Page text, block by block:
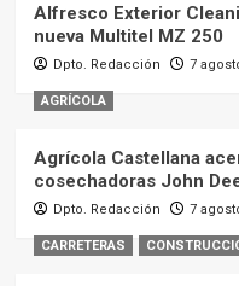
Alfresco Exterior
nueva Multitel MZ 250
Dpto. Redacción 7
AGRÍCOLA
Agrícola Castellana
cosechadoras John
Dpto. Redacción 7
CARRETERAS